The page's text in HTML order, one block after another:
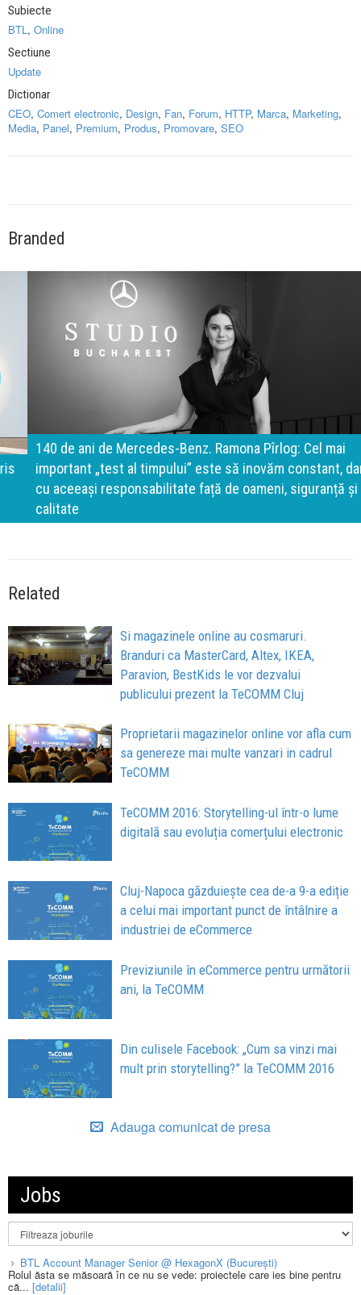
Subiecte
BTL, Online
Sectiune
Update
Dictionar
CEO, Comert electronic, Design, Fan, Forum, HTTP, Marca, Marketing,
Media, Panel, Premium, Produs, Promovare, SEO
Branded
140 de ani de Mercedes-Benz. Ramona Pîrlog: Cel mai
important „test al timpului” este să inovăm constant, dar
cu aceeași responsabilitate față de oameni, siguranță și
calitate
Related
Si magazinele online au cosmaruri.
Branduri ca MasterCard, Altex, IKEA,
Paravion, BestKids le vor dezvalui
publicului prezent la TeCOMM Cluj
Proprietarii magazinelor online vor afla cum
sa genereze mai multe vanzari in cadrul
TeCOMM
TeCOMM 2016: Storytelling-ul într-o lume
digitală sau evoluția comerțului electronic
Cluj-Napoca găzduiește cea de-a 9-a ediție
a celui mai important punct de întâlnire a
industriei de eCommerce
Previziunile în eCommerce pentru următorii
ani, la TeCOMM
Din culisele Facebook: „Cum sa vinzi mai
mult prin storytelling?” la TeCOMM 2016
Adauga comunicat de presa
Jobs
BTL Account Manager Senior @ HexagonX (București)
Rolul ăsta se măsoară în ce nu se vede: proiectele care ies bine pentru
că... [detalii]